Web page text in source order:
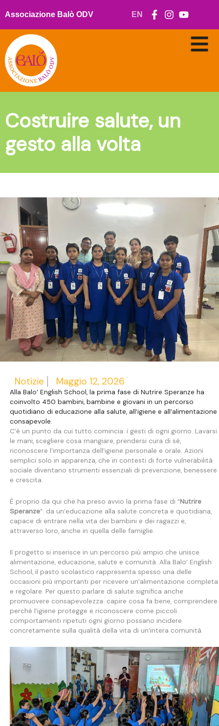
Associazione Balò ODV EN
Costruire salute, un
gesto alla volta
Notizie Maggio 12, 2026
Alla Balo’ English School, la prima fase di Nutrire Speranze ha
coinvolto 450 bambini, bambine e giovani in un percorso
quotidiano di educazione alla salute, all’igiene e all’alimentazione
consapevole.
C’è un punto da cui tutto comincia: i gesti di ogni giorno. Lavarsi
le mani, scegliere cosa mangiare, prendersi cura di sé,
riconoscere l’importanza dell’igiene personale e orale. Azioni
semplici solo in apparenza, che in contesti di forte vulnerabilità
sociale diventano strumenti essenziali di prevenzione, benessere
e crescita.
È proprio da qui che ha preso avvio la prima fase di “Nutrire
Speranze”: da un’educazione alla salute concreta e quotidiana,
capace di entrare nella vita dei bambini e dei ragazzi e,
attraverso loro, anche in quella delle famiglie.
Il progetto si inserisce in un percorso più ampio che unisce
alimentazione, educazione, salute e comunità. Alla Balo’ English
School, il pasto scolastico rappresenta spesso una delle
occasioni più importanti per ricevere un’alimentazione completa
e regolare. Per questo parlare di salute significa anche
promuovere consapevolezza: capire cosa fa bene, comprendere
perché l’igiene protegge e riconoscere come piccoli
comportamenti ripetuti ogni giorno possano incidere
concretamente sulla qualità della vita di un’intera comunità.